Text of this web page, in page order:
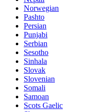
Norwegian
Pashto
Persian
Punjabi
Serbian
Sesotho
Sinhala
Slovak
Slovenian
Somali
Samoan
Scots Gaelic